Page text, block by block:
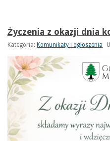
Życzenia z okazji dnia
Kategoria: Komunikaty i ogłoszenia